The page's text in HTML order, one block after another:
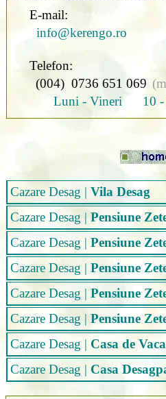
Cazare Desag | Vila Desag
Cazare Desag | Pensiune
Cazare Desag | Pensiune
Cazare Desag | Pensiune
Cazare Desag | Pensiune
Cazare Desag | Pensiune
Cazare Desag | Casa de
Cazare Desag | Casa
E-mail:
info@kerengo.ro
Telefon:
(004) 0736 651 069
Luni - Vineri 10 -